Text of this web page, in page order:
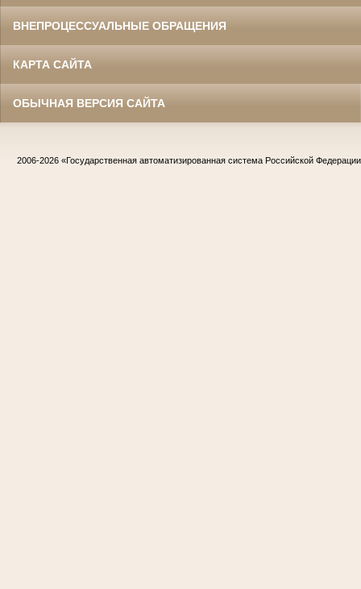
ВНЕПРОЦЕССУАЛЬНЫЕ ОБРАЩЕНИЯ
КАРТА САЙТА
ОБЫЧНАЯ ВЕРСИЯ САЙТА
2006-2026 «Государственная автоматизированная система Российской